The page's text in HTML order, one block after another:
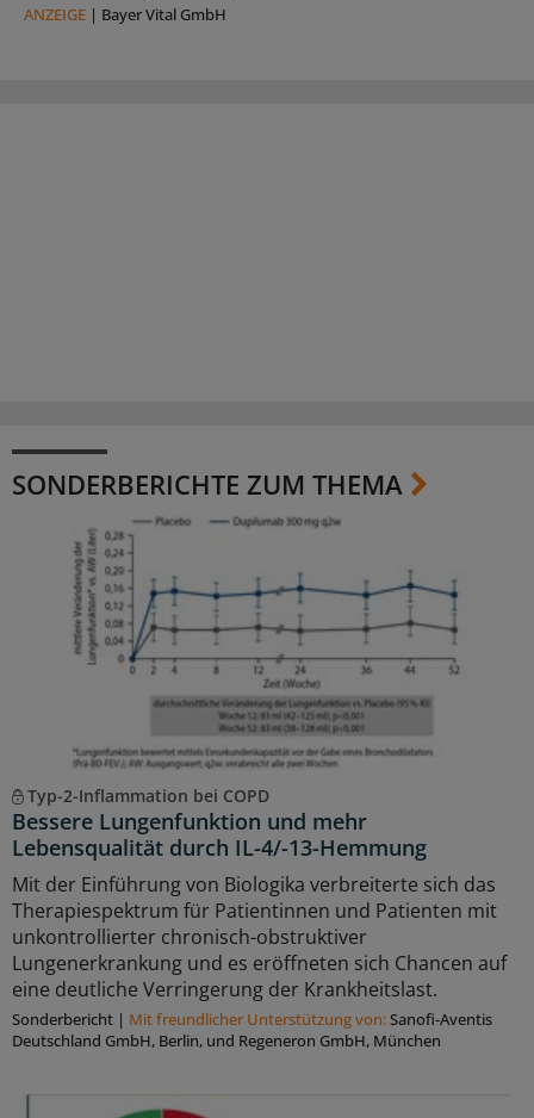
ANZEIGE | Bayer Vital GmbH
SONDERBERICHTE ZUM THEMA
Typ-2-Inflammation bei COPD
Bessere Lungenfunktion und mehr
Lebensqualität durch IL-4/-13-Hemmung
Mit der Einführung von Biologika verbreiterte sich das
Therapiespektrum für Patientinnen und Patienten mit
unkontrollierter chronisch-obstruktiver
Lungenerkrankung und es eröffneten sich Chancen auf
eine deutliche Verringerung der Krankheitslast.
Sonderbericht | Mit freundlicher Unterstützung von:Sanoﬁ-Aventis
Deutschland GmbH, Berlin, und Regeneron GmbH, München